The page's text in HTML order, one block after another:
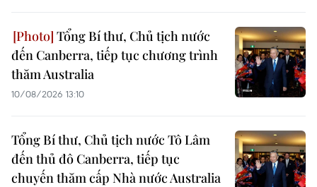
Tổng Bí thư, Chủ tịch nước
đến Canberra, tiếp tục chương trình
thăm Australia
10/08/2026 13:10
Tổng Bí thư, Chủ tịch nước Tô Lâm
đến thủ đô Canberra, tiếp tục
chuyến thăm cấp Nhà nước Australia